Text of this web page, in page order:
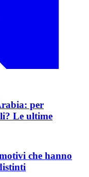
per
Le ultime
che hanno